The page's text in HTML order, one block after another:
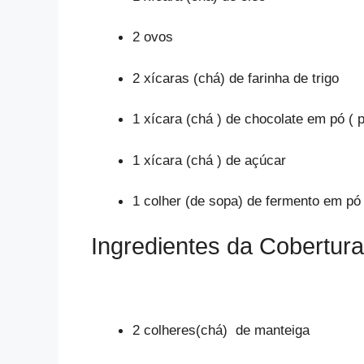
2 ovos
2 xícaras (chá) de farinha de trigo
1 xícara (chá ) de chocolate em pó (
1 xícara (chá ) de açúcar
1 colher (de sopa) de fermento em pó
Ingredientes da
2 colheres(chá) de manteiga